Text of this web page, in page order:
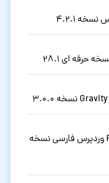
دانلود افزونه سئو حرفه ای رنک مث Rank Math Pro وردپرس فارسی نسخه